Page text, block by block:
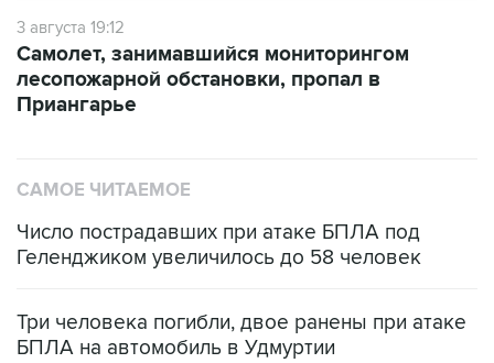
3 августа 19:12
Самолет, занимавшийся мониторингом
лесопожарной обстановки, пропал в
Приангарье
САМОЕ ЧИТАЕМОЕ
Число пострадавших при атаке БПЛА под
Геленджиком увеличилось до 58 человек
Три человека погибли, двое ранены при атаке
БПЛА на автомобиль в Удмуртии